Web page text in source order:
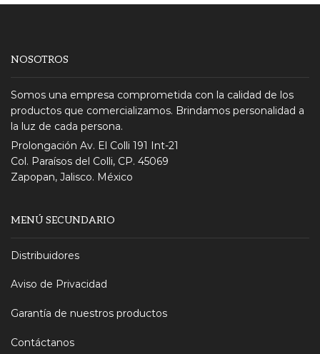
NOSOTROS
Somos una empresa comprometida con la calidad de los
productos que comercializamos. Brindamos personalidad a
la luz de cada persona.
Prolongación Av. El Colli 191 Int-21
Col. Paraísos del Colli, CP. 45069
Zapopan, Jalisco. México
MENÚ SECUNDARIO
Distribuidores
Aviso de Privacidad
Garantía de nuestros productos
Contáctanos